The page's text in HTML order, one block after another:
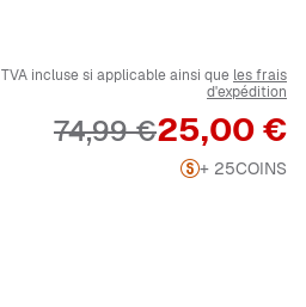
TVA incluse si applicable ainsi que les frais
d'expédition
Prix
25,00 €
Prix original
74,99 €
+ 25COINS